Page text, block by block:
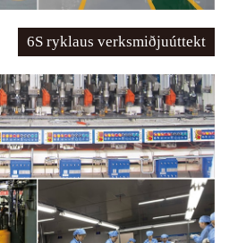
6S ryklaus verksmiðjuúttekt